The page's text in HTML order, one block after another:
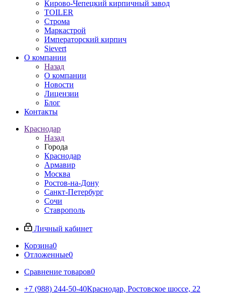
Кирово-Чепецкий кирпичный завод
TOILER
Строма
Маркастрой
Императорский кирпич
Sievert
О компании
Назад
О компании
Новости
Лицензии
Блог
Контакты
Краснодар
Назад
Города
Краснодар
Армавир
Москва
Ростов-на-Дону
Санкт-Петербург
Сочи
Ставрополь
Личный кабинет
Корзина0
Отложенные0
Сравнение товаров0
+7 (988) 244-50-40Краснодар, Ростовское шоссе, 22